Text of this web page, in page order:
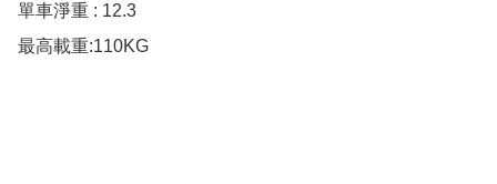
單車淨重 : 12.3
最高載重:110KG